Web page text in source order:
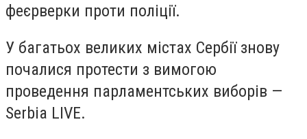
феєрверки проти поліції.
У багатьох великих містах Сербії знову
почалися протести з вимогою
проведення парламентських виборів —
Serbia LIVE.